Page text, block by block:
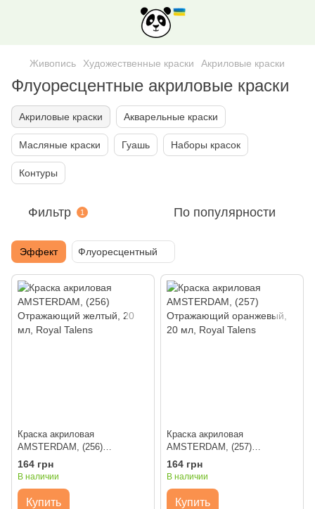
Живопись Художественные краски Акриловые краски
Флуоресцентные акриловые краски
Акриловые краски Акварельные краски
Масляные краски Гуашь Наборы красок
Контуры
Фильтр 1 По популярности
Эффект Флуоресцентный
Краска акриловая
AMSTERDAM, (256)
Отражающий желтый, 20 мл,
Royal Talens
164 грн
В наличии
Купить
Краска акриловая
AMSTERDAM, (257)
Отражающий оранжевый, 20
мл, Royal Talens
164 грн
В наличии
Купить